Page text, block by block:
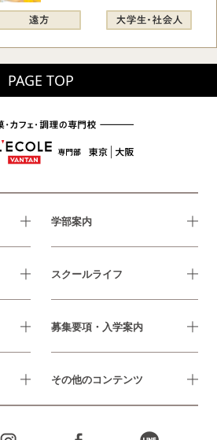
PAGE TOP
学部案内
スクールライフ
募集要項・入学案内
その他のコンテンツ